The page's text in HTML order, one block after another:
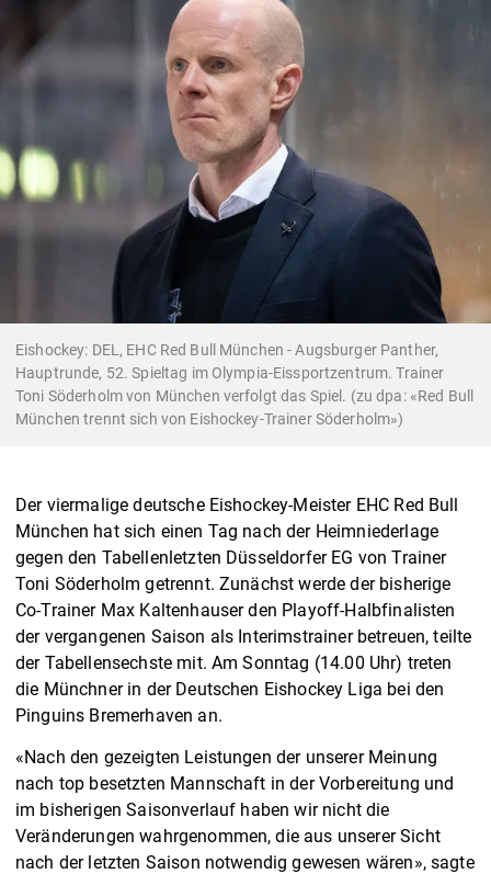
Eishockey: DEL, EHC Red Bull München - Augsburger Panther,
Hauptrunde, 52. Spieltag im Olympia-Eissportzentrum. Trainer
Toni Söderholm von München verfolgt das Spiel. (zu dpa: «Red Bull
München trennt sich von Eishockey-Trainer Söderholm»)
Der viermalige deutsche Eishockey-Meister EHC Red Bull
München hat sich einen Tag nach der Heimniederlage
gegen den Tabellenletzten Düsseldorfer EG von Trainer
Toni Söderholm getrennt. Zunächst werde der bisherige
Co-Trainer Max Kaltenhauser den Playoff-Halbfinalisten
der vergangenen Saison als Interimstrainer betreuen, teilte
der Tabellensechste mit. Am Sonntag (14.00 Uhr) treten
die Münchner in der Deutschen Eishockey Liga bei den
Pinguins Bremerhaven an.
«Nach den gezeigten Leistungen der unserer Meinung
nach top besetzten Mannschaft in der Vorbereitung und
im bisherigen Saisonverlauf haben wir nicht die
Veränderungen wahrgenommen, die aus unserer Sicht
nach der letzten Saison notwendig gewesen wären», sagte